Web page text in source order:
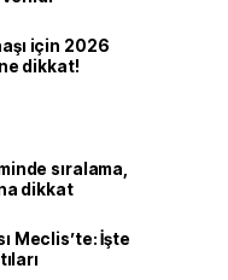
için 2026
dikkat!
sıralama,
dikkat
Meclis’te: İşte